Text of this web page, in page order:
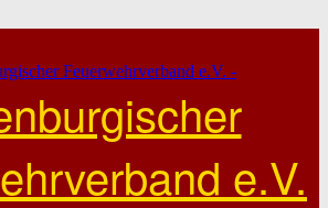
e.V.